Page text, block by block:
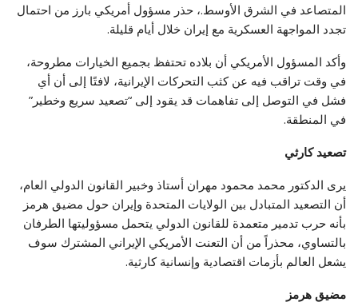
المتصاعد في الشرق الأوسط.، حذر مسؤول أمريكي بارز من احتمال
تجدد المواجهة العسكرية مع إيران خلال أيام قليلة.
وأكد المسؤول الأمريكي أن بلاده تحتفظ بجميع الخيارات مطروحة،
في وقت تراقب فيه عن كثب التحركات الإيرانية، لافتًا إلى أن أي
فشل في التوصل إلى تفاهمات قد يقود إلى “تصعيد سريع وخطير”
في المنطقة.
تصعيد كارثي
يرى الدكتور محمد محمود مهران أستاذ وخبير القانون الدولي العام،
أن التصعيد المتبادل بين الولايات المتحدة وإيران حول مضيق هرمز
بأنه حرب تدمير متعمدة للقانون الدولي يتحمل مسؤوليتها الطرفان
بالتساوي، محذراً من أن التعنت الأمريكي الإيراني المشترك سوف
يشعل العالم بأزمات اقتصادية وإنسانية كارثية.
مضيق هرمز